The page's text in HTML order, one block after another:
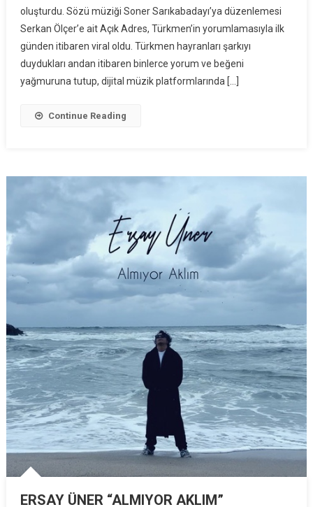
oluşturdu. Sözü müziği Soner Sarıkabadayı’ya düzenlemesi
Serkan Ölçer’e ait Açık Adres, Türkmen’in yorumlamasıyla ilk
günden itibaren viral oldu. Türkmen hayranları şarkıyı
duydukları andan itibaren binlerce yorum ve beğeni
yağmuruna tutup, dijital müzik platformlarında […]
Continue Reading
ERSAY ÜNER “ALMIYOR AKLIM”